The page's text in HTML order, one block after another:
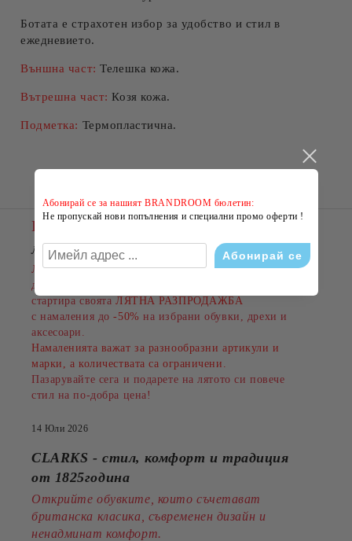
Ботата е страхотен избор за удобство и стил в
ежедневието.
Външна част:Телешка кожа.
Вътрешна част: Козя кожа.
Подметка: Термопластична.
Новини
ЛЯТНО НАМАЛЕНИЕ В BRANDROOM
Лятото е сезонът на новите емоции, свежите визии и
добрите оферти. Именно затова BRANDROOM
стартира своята ЛЯТНА РАЗПРОДАЖБА
с намаления до -50% на избрани обувки, дрехи и
аксесоари.
Намаленията важат за разнообразни артикули и
марки, а количествата са ограничени.
Пазарувайте сега и подарете на лятото си повече
стил на по-добра цена!
14 Юли 2026
CLARKS - стил, комфорт и традиция
от 1825година
Открийте обувките, които съчетават
британска класика, съвременен дизайн и
ненадминат комфорт.
Абонирай се за нашият BRANDROOM бюлетин:
Не пропускай нови попълнения и специални промо оферти !